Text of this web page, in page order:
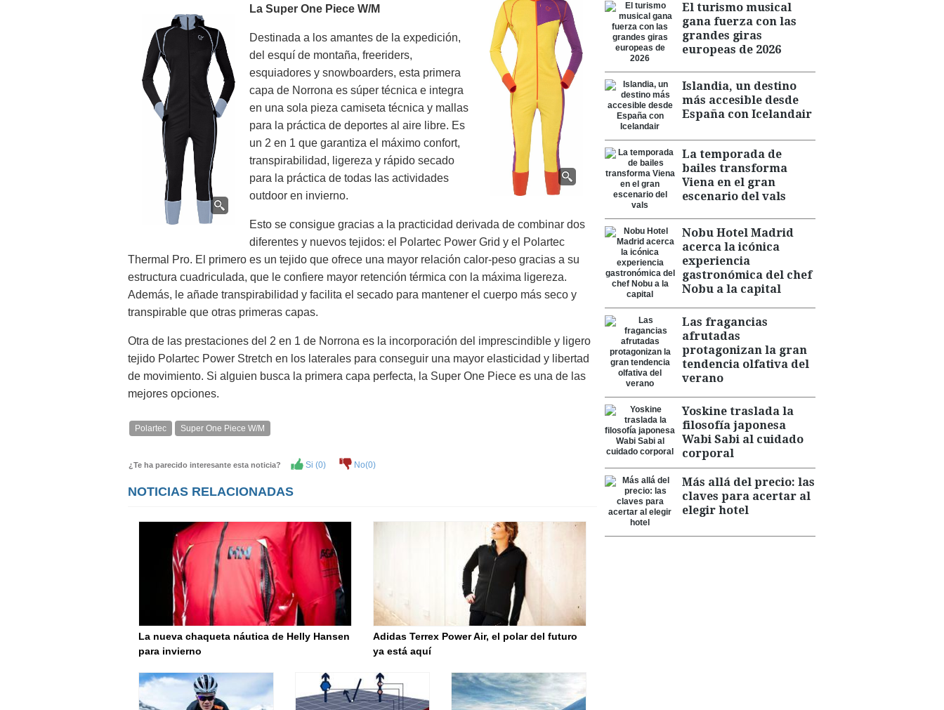
La Super One Piece W/M
Destinada a los amantes de la expedición,
del esquí de montaña, freeriders,
esquiadores y snowboarders, esta primera
capa de Norrona es súper técnica e integra
en una sola pieza camiseta técnica y mallas
para la práctica de deportes al aire libre. Es
un 2 en 1 que garantiza el máximo confort,
transpirabilidad, ligereza y rápido secado
para la práctica de todas las actividades
outdoor en invierno.
Esto se consigue gracias a la practicidad derivada de combinar dos
diferentes y nuevos tejidos: el Polartec Power Grid y el Polartec
Thermal Pro. El primero es un tejido que ofrece una mayor relación calor-peso gracias a su
estructura cuadriculada, que le confiere mayor retención térmica con la máxima ligereza.
Además, le añade transpirabilidad y facilita el secado para mantener el cuerpo más seco y
transpirable que otras primeras capas.
Otra de las prestaciones del 2 en 1 de Norrona es la incorporación del imprescindible y ligero
tejido Polartec Power Stretch en los laterales para conseguir una mayor elasticidad y libertad
de movimiento. Si alguien busca la primera capa perfecta, la Super One Piece es una de las
mejores opciones.
Polartec Super One Piece W/M
¿Te ha parecido interesante esta noticia? Si (0) No(0)
NOTICIAS RELACIONADAS
La nueva chaqueta náutica de Helly Hansen
para invierno
Adidas Terrex Power Air, el polar del futuro
ya está aquí
El turismo musical
gana fuerza con las
grandes giras
europeas de 2026
Islandia, un destino
más accesible desde
España con Icelandair
La temporada de
bailes transforma
Viena en el gran
escenario del vals
Nobu Hotel Madrid
acerca la icónica
experiencia
gastronómica del chef
Nobu a la capital
Las fragancias
afrutadas
protagonizan la gran
tendencia olfativa del
verano
Yoskine traslada la
filosofía japonesa
Wabi Sabi al cuidado
corporal
Más allá del precio: las
claves para acertar al
elegir hotel